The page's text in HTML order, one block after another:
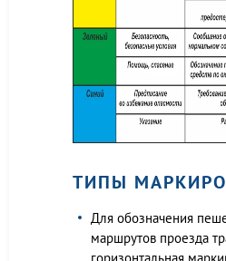
ТИПЫ
Для обозначения
маршрутов проезда